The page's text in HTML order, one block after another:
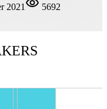
2021 5692